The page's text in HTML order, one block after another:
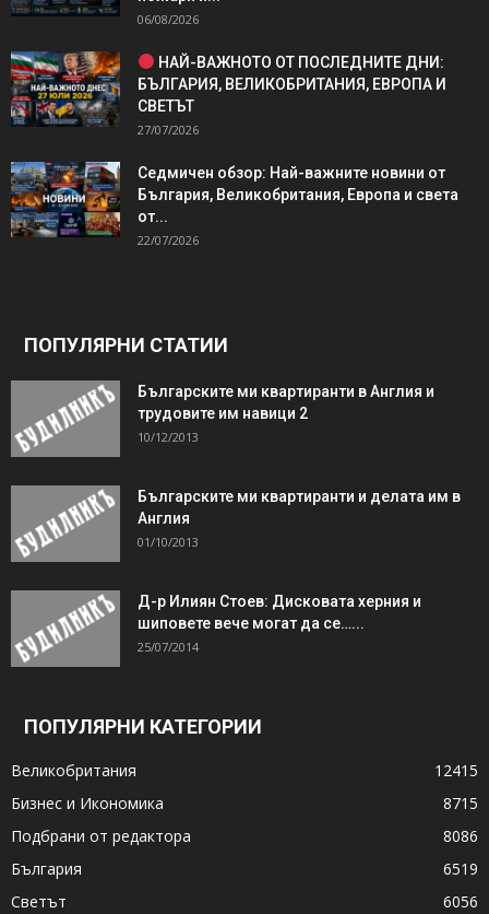
06/08/2026
НАЙ-ВАЖНОТО ОТ ПОСЛЕДНИТЕ ДНИ:
БЪЛГАРИЯ, ВЕЛИКОБРИТАНИЯ, ЕВРОПА И
СВЕТЪТ
27/07/2026
Седмичен обзор: Най-важните новини от
България, Великобритания, Европа и света
от...
22/07/2026
ПОПУЛЯРНИ СТАТИИ
Българските ми квартиранти в Англия и
трудовите им навици 2
10/12/2013
Българските ми квартиранти и делата им в
Англия
01/10/2013
Д-р Илиян Стоев: Дисковата херния и
шиповете вече могат да се…...
25/07/2014
ПОПУЛЯРНИ КАТЕГОРИИ
Великобритания
12415
Бизнес и Икономика
8715
Подбрани от редактора
8086
България
6519
Светът
6056